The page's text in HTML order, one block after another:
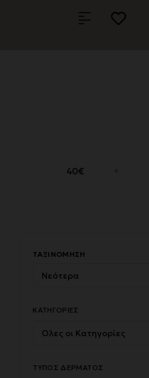
άνω των 40€
ΤΑΞΙΝΌΜΗΣΗ
ΚΑΤΗΓΟΡΊΕΣ
ΤΎΠΟΣ ΔΈΡΜΑΤΟΣ